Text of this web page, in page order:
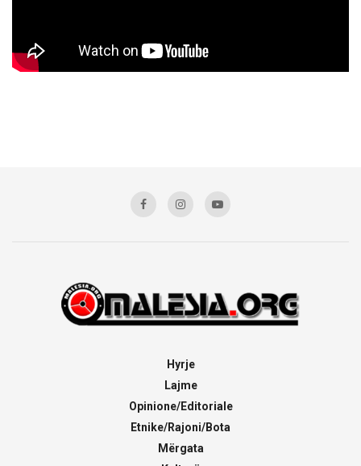
Hyrje
Lajme
Opinione/Editoriale
Etnike/Rajoni/Bota
Mërgata